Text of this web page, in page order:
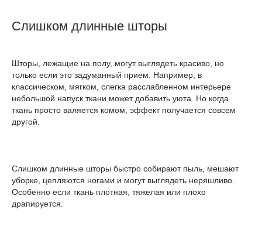
Слишком длинные шторы
Шторы, лежащие на полу, могут выглядеть красиво, но
только если это задуманный прием. Например, в
классическом, мягком, слегка расслабленном интерьере
небольшой напуск ткани может добавить уюта. Но когда
ткань просто валяется комом, эффект получается совсем
другой.
Слишком длинные шторы быстро собирают пыль, мешают
уборке, цепляются ногами и могут выглядеть неряшливо.
Особенно если ткань плотная, тяжелая или плохо
драпируется.